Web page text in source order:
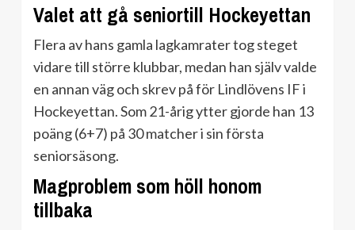
Valet att gå seniortill Hockeyettan
Flera av hans gamla lagkamrater tog steget
vidare till större klubbar, medan han själv valde
en annan väg och skrev på för Lindlövens IF i
Hockeyettan. Som 21-årig ytter gjorde han 13
poäng (6+7) på 30 matcher i sin första
seniorsäsong.
Magproblem som höll honom
tillbaka